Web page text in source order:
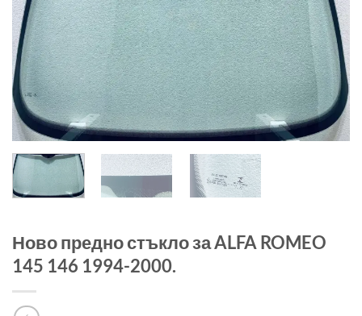
Ново предно стъкло за ALFA ROMEO
145 146 1994-2000.